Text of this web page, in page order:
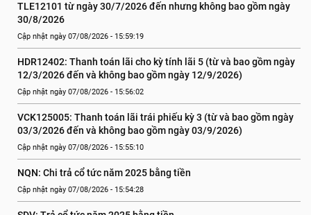
TLE12101 từ ngày 30/7/2026 đến nhưng không bao gồm ngày
30/8/2026
Cập nhật ngày 07/08/2026 - 15:59:19
HDR12402: Thanh toán lãi cho kỳ tính lãi 5 (từ và bao gồm ngày
12/3/2026 đến và không bao gồm ngày 12/9/2026)
Cập nhật ngày 07/08/2026 - 15:56:02
VCK125005: Thanh toán lãi trái phiếu kỳ 3 (từ và bao gồm ngày
03/3/2026 đến và không bao gồm ngày 03/9/2026)
Cập nhật ngày 07/08/2026 - 15:55:10
NQN: Chi trả cổ tức năm 2025 bằng tiền
Cập nhật ngày 07/08/2026 - 15:54:28